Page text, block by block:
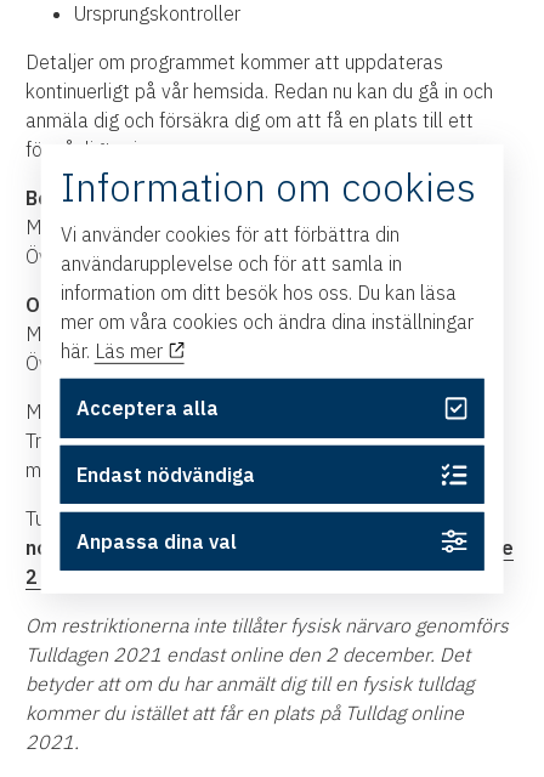
Ursprungskontroller
Detaljer om programmet kommer att uppdateras
kontinuerligt på vår hemsida. Redan nu kan du gå in och
anmäla dig och försäkra dig om att få en plats till ett
förmånligt pris.
Boka tidigt-pris till och med 30 september
Medlem: 2 950 kr
Övriga: 3 600 kr
Ordinarie pris från och med 1 oktober
Medlem: 3 400 kr
Övriga: 4 100 kr
Medlemspris avser medlem i Handelskammaren eller
Transportindustriförbundet. Alla priser är exklusive
moms. Anmälan är bindande, men platsen kan överlåtas.
Tulldagen arrangeras även iGöteborg 10
november,Malmö 30 november
Tulldagen online
2 december.
Om restriktionerna inte tillåter fysisk närvaro genomförs
Tulldagen 2021 endast online den 2 december. Det
betyder att om du har anmält dig till en fysisk tulldag
kommer du istället att får en plats på Tulldag online
2021.
Information om cookies
Vi använder cookies för att förbättra din
användarupplevelse och för att samla in
information om ditt besök hos oss. Du kan läsa
mer om våra cookies och ändra dina inställningar
här. Läs mer
Acceptera alla
Endast nödvändiga
Anpassa dina val